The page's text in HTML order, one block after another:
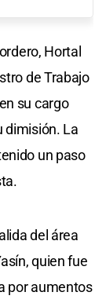
Hortal
de Trabajo
su cargo
dimisión. La
un paso
del área
quien fue
por aumentos